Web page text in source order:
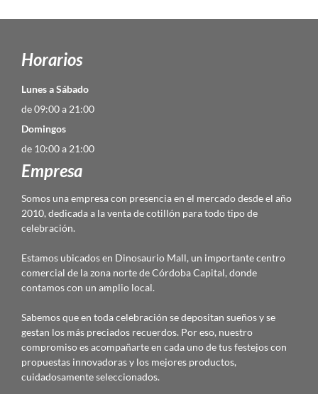
Horarios
Lunes a Sábado
de 09:00 a 21:00
Domingos
de 10:00 a 21:00
Empresa
Somos una empresa con presencia en el mercado desde el año
2010, dedicada a la venta de cotillón para todo tipo de
celebración.
Estamos ubicados en Dinosaurio Mall, un importante centro
comercial de la zona norte de Córdoba Capital, donde
contamos con un amplio local.
Sabemos que en toda celebración se depositan sueños y se
gestan los más preciados recuerdos. Por eso, nuestro
compromiso es acompañarte en cada uno de tus festejos con
propuestas innovadoras y los mejores productos,
cuidadosamente seleccionados.